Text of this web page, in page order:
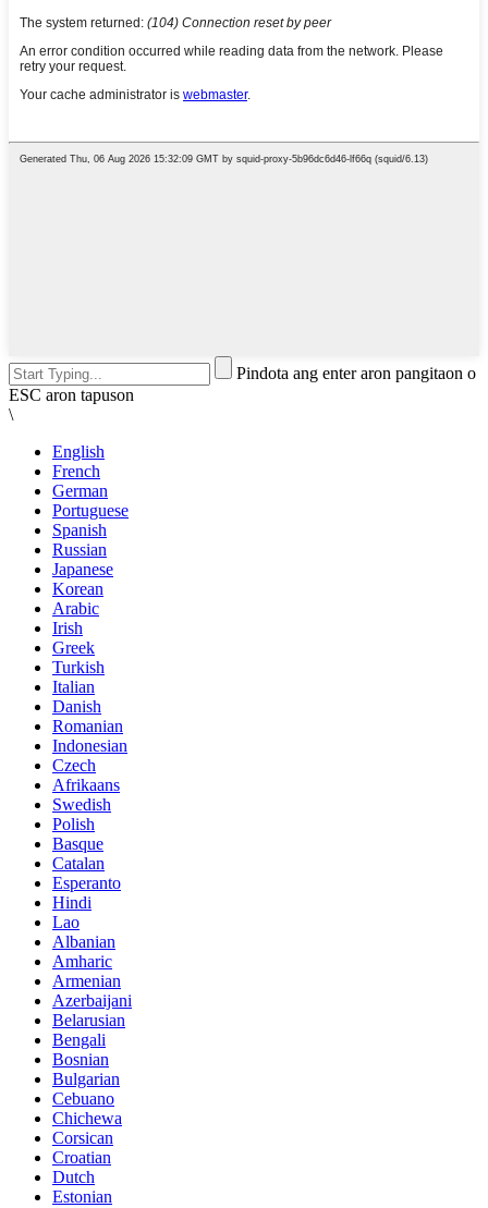
Pindota ang enter aron pangitaon o
ESC aron tapuson
\
English
French
German
Portuguese
Spanish
Russian
Japanese
Korean
Arabic
Irish
Greek
Turkish
Italian
Danish
Romanian
Indonesian
Czech
Afrikaans
Swedish
Polish
Basque
Catalan
Esperanto
Hindi
Lao
Albanian
Amharic
Armenian
Azerbaijani
Belarusian
Bengali
Bosnian
Bulgarian
Cebuano
Chichewa
Corsican
Croatian
Dutch
Estonian